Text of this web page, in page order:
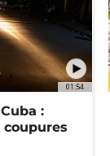
01:54
: